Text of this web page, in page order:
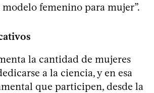
femenino para mujer”.
la cantidad de mujeres
a la ciencia, y en esa
que participen, desde la